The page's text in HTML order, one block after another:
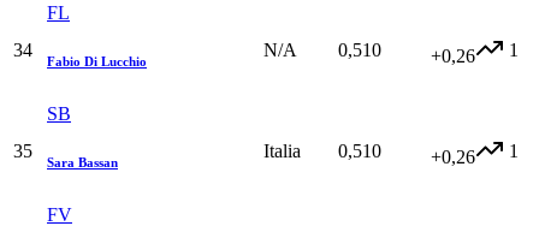
34
FL
Fabio Di Lucchio
N/A 0,510 +0,26 1
35
SB
Sara Bassan
Italia 0,510 +0,26 1
FV